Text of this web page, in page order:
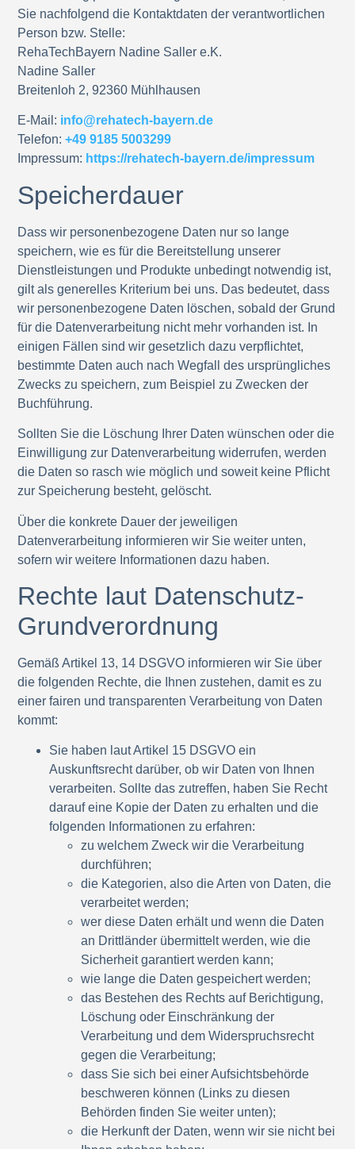
Sie nachfolgend die Kontaktdaten der verantwortlichen
Person bzw. Stelle:
RehaTechBayern Nadine Saller e.K.
Nadine Saller
Breitenloh 2, 92360 Mühlhausen
E-Mail: info@rehatech-bayern.de
Telefon: +49 9185 5003299
Impressum: https://rehatech-bayern.de/impressum
Speicherdauer
Dass wir personenbezogene Daten nur so lange
speichern, wie es für die Bereitstellung unserer
Dienstleistungen und Produkte unbedingt notwendig ist,
gilt als generelles Kriterium bei uns. Das bedeutet, dass
wir personenbezogene Daten löschen, sobald der Grund
für die Datenverarbeitung nicht mehr vorhanden ist. In
einigen Fällen sind wir gesetzlich dazu verpflichtet,
bestimmte Daten auch nach Wegfall des ursprüngliches
Zwecks zu speichern, zum Beispiel zu Zwecken der
Buchführung.
Sollten Sie die Löschung Ihrer Daten wünschen oder die
Einwilligung zur Datenverarbeitung widerrufen, werden
die Daten so rasch wie möglich und soweit keine Pflicht
zur Speicherung besteht, gelöscht.
Über die konkrete Dauer der jeweiligen
Datenverarbeitung informieren wir Sie weiter unten,
sofern wir weitere Informationen dazu haben.
Rechte laut Datenschutz-
Grundverordnung
Gemäß Artikel 13, 14 DSGVO informieren wir Sie über
die folgenden Rechte, die Ihnen zustehen, damit es zu
einer fairen und transparenten Verarbeitung von Daten
kommt:
Sie haben laut Artikel 15 DSGVO ein
Auskunftsrecht darüber, ob wir Daten von Ihnen
verarbeiten. Sollte das zutreffen, haben Sie Recht
darauf eine Kopie der Daten zu erhalten und die
folgenden Informationen zu erfahren:
zu welchem Zweck wir die Verarbeitung
durchführen;
die Kategorien, also die Arten von Daten, die
verarbeitet werden;
wer diese Daten erhält und wenn die Daten
an Drittländer übermittelt werden, wie die
Sicherheit garantiert werden kann;
wie lange die Daten gespeichert werden;
das Bestehen des Rechts auf Berichtigung,
Löschung oder Einschränkung der
Verarbeitung und dem Widerspruchsrecht
gegen die Verarbeitung;
dass Sie sich bei einer Aufsichtsbehörde
beschweren können (Links zu diesen
Behörden finden Sie weiter unten);
die Herkunft der Daten, wenn wir sie nicht bei